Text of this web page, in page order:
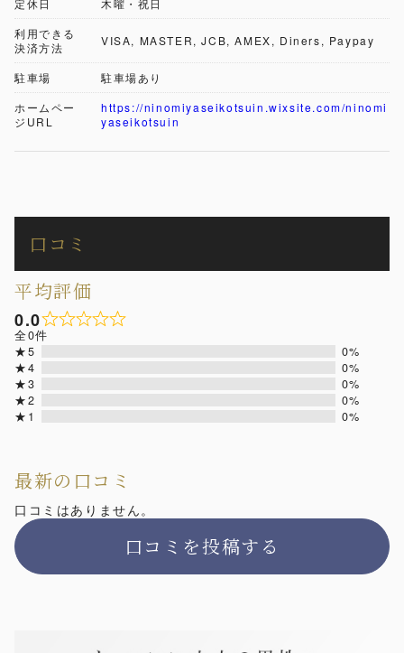
定休日
木曜・祝日
利用できる
決済方法
VISA, MASTER, JCB, AMEX, Diners, Paypay
駐車場
駐車場あり
ホームペー
ジURL
https://ninomiyaseikotsuin.wixsite.com/ninomi
yaseikotsuin
口コミ
平均評価
0.0
全0件
★5
0%
★4
0%
★3
0%
★2
0%
★1
0%
最新の口コミ
口コミはありません。
口コミを投稿する